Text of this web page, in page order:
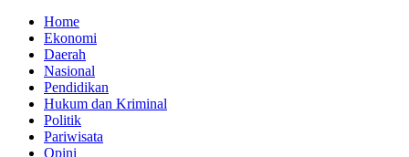
Home
Ekonomi
Daerah
Nasional
Pendidikan
Hukum dan Kriminal
Politik
Pariwisata
Opini